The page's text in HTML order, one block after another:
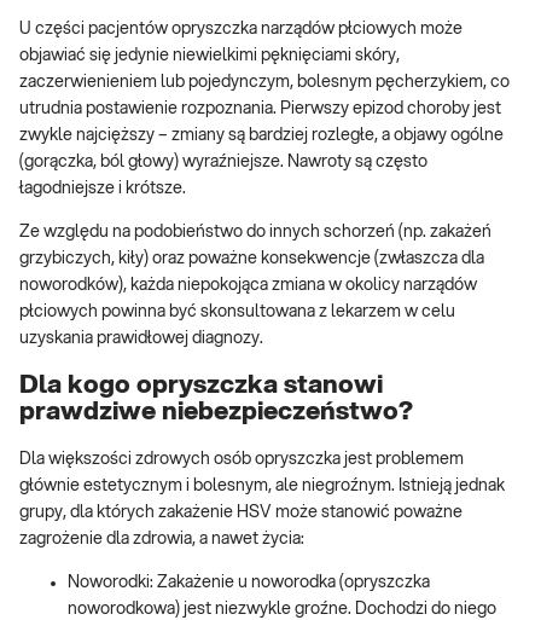
U części pacjentów opryszczka narządów płciowych może
objawiać się jedynie niewielkimi pęknięciami skóry,
zaczerwienieniem lub pojedynczym, bolesnym pęcherzykiem, co
utrudnia postawienie rozpoznania. Pierwszy epizod choroby jest
zwykle najcięższy – zmiany są bardziej rozległe, a objawy ogólne
(gorączka, ból głowy) wyraźniejsze. Nawroty są często
łagodniejsze i krótsze.
Ze względu na podobieństwo do innych schorzeń (np. zakażeń
grzybiczych, kiły) oraz poważne konsekwencje (zwłaszcza dla
noworodków), każda niepokojąca zmiana w okolicy narządów
płciowych powinna być skonsultowana z lekarzem w celu
uzyskania prawidłowej diagnozy.
Dla kogo opryszczka stanowi
prawdziwe niebezpieczeństwo?
Dla większości zdrowych osób opryszczka jest problemem
głównie estetycznym i bolesnym, ale niegroźnym. Istnieją jednak
grupy, dla których zakażenie HSV może stanowić poważne
zagrożenie dla zdrowia, a nawet życia:
Noworodki: Zakażenie u noworodka (opryszczka
noworodkowa) jest niezwykle groźne. Dochodzi do niego